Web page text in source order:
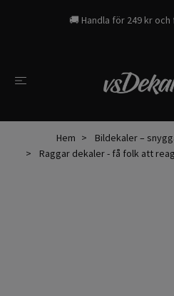
🚚 Handla för 249 kr
Hem
Bildekaler –
Raggar dekaler - få folk att